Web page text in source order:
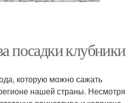
посадки клубники
которую можно сажать
нашей страны. Несмотря